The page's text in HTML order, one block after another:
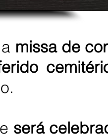
missa de
será